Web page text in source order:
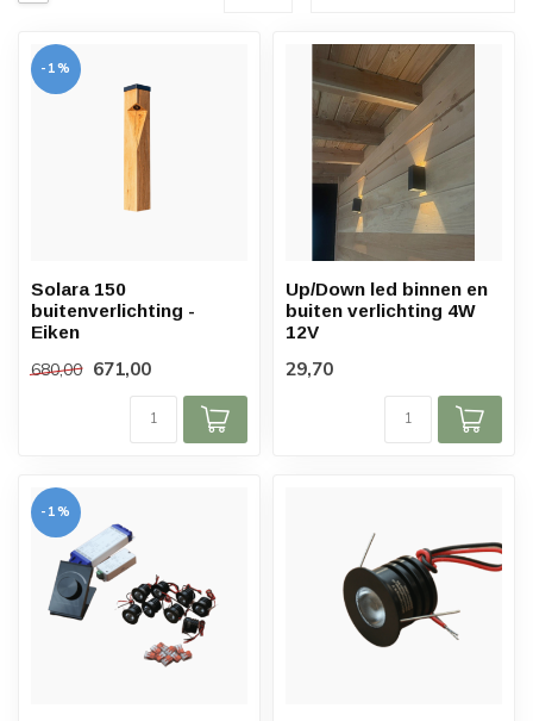
-1%
Solara 150
buitenverlichting -
Eiken
680,00 671,00
Up/Down led binnen en
buiten verlichting 4W
12V
29,70
-1%